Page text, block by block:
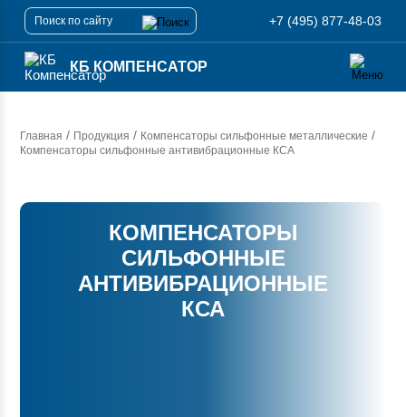
+7 (495) 877-48-03
КБ КОМПЕНСАТОР
Главная / Продукция / Компенсаторы сильфонные металлические /
Компенсаторы сильфонные антивибрационные КСА
КОМПЕНСАТОРЫ
СИЛЬФОННЫЕ
АНТИВИБРАЦИОННЫЕ
КСА